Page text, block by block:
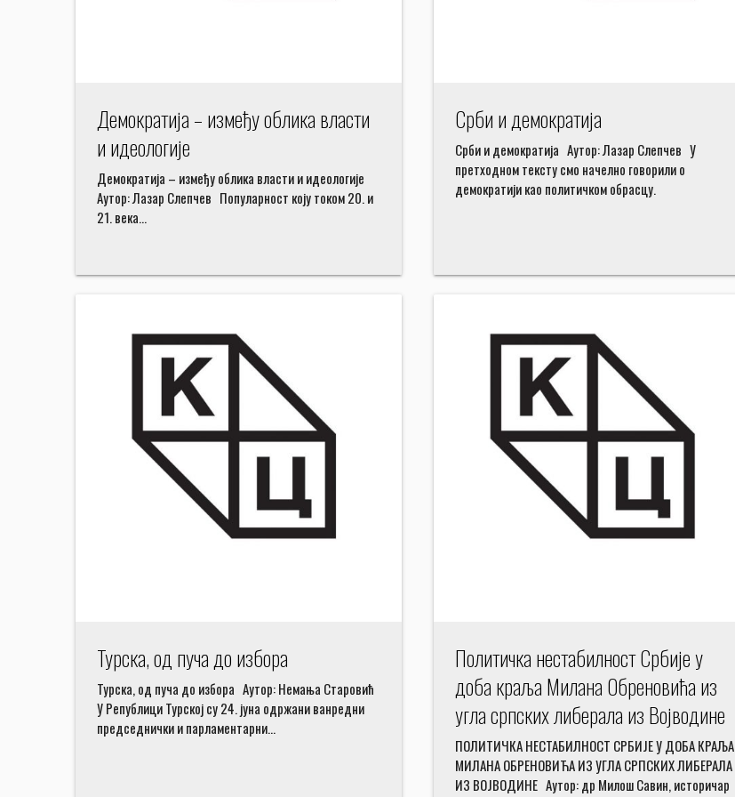
Демократија – између облика власти
и идеологије
Демократија – између облика власти и идеологије
Аутор: Лазар Слепчев Популарност коју током 20. и
21. века…
Срби и демократија
Срби и демократија Аутор: Лазар Слепчев У
претходном тексту смо начелно говорили о
демократији као политичком обрасцу.
Турска, од пуча до избора
Турска, од пуча до избора Аутор: Немања Старовић
У Републици Турској су 24. јуна одржани ванредни
председнички и парламентарни…
Политичка нестабилност Србије у
доба краља Милана Обреновића из
угла српских либерала из Војводине
ПОЛИТИЧКА НЕСТАБИЛНОСТ СРБИЈЕ У ДОБА КРАЉА
МИЛАНА ОБРЕНОВИЋА ИЗ УГЛА СРПСКИХ ЛИБЕРАЛА
ИЗ ВОЈВОДИНЕ Аутор: др Милош Савин, историчар